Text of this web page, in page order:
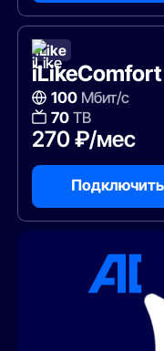
iLike
iLikeComfort
100Мбит/с
70ТВ
270 ₽/мес
Подключить